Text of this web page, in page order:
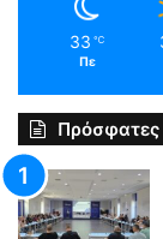
33 ℃
Πε
Πρόσφατες